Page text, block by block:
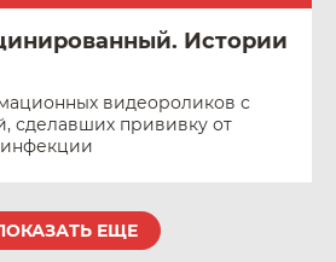
Истории
видеороликов с
сделавших прививку от
ЕЩЕ